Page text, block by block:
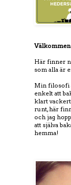
Här finner
som alla är
Min filosofi
enkelt att
klart vackert
runt, här
och jag
att själva
hemma!